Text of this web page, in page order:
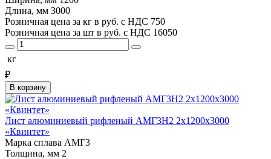
Длина, мм 3000
Розничная цена за кг в руб. с НДС 750
Розничная цена за шт в руб. с НДС 16050
кг
₽
В корзину
Лист алюминиевый рифленый АМГ3Н2 2х1200х3000
«Квинтет»
Марка сплава АМГ3
Толщина, мм 2